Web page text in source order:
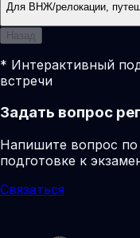
Для ВНЖ/релокации,
Назад
* Интерактивный
встречи
Задать вопрос
Напишите вопрос
подготовке к
Связаться